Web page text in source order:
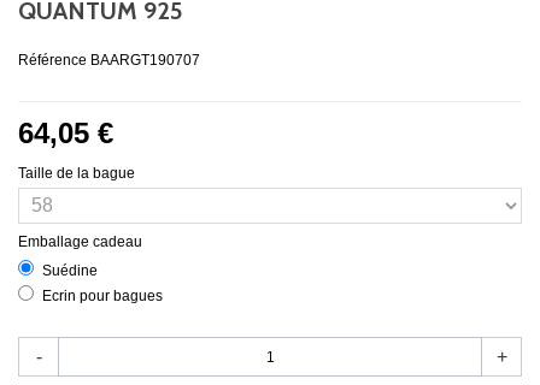
QUANTUM 925
Référence BAARGT190707
64,05 €
Taille de la bague
Emballage cadeau
Suédine
Ecrin pour bagues
- +